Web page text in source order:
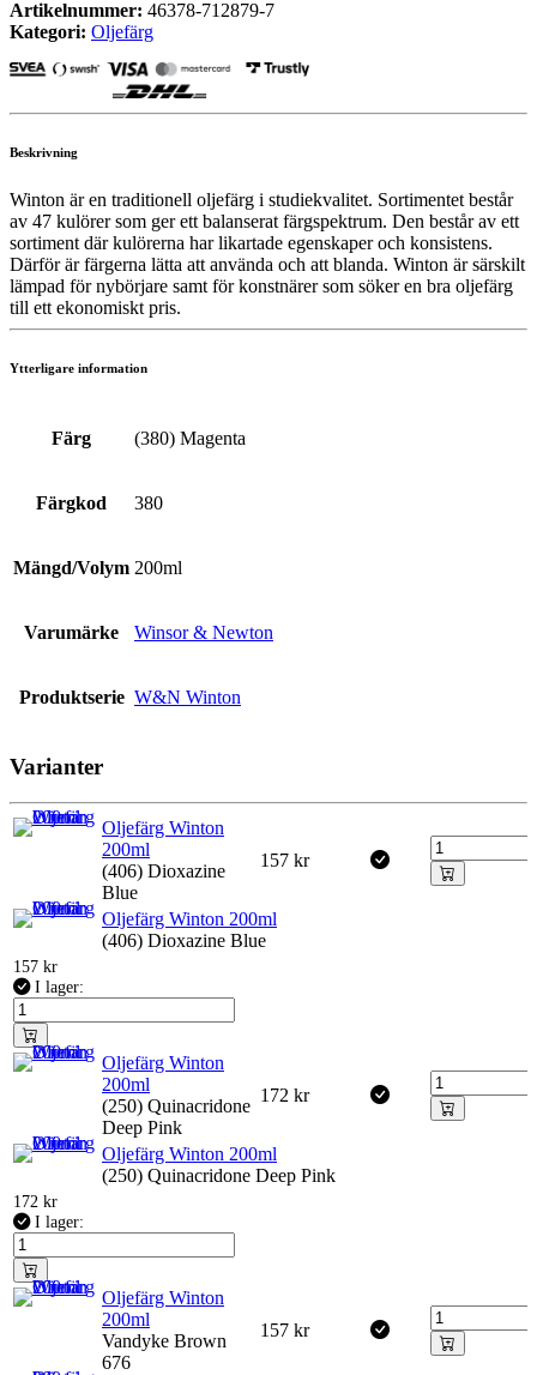
Artikelnummer: 46378-712879-7
Kategori: Oljefärg
Beskrivning
Winton är en traditionell oljefärg i studiekvalitet. Sortimentet består
av 47 kulörer som ger ett balanserat färgspektrum. Den består av ett
sortiment där kulörerna har likartade egenskaper och konsistens.
Därför är färgerna lätta att använda och att blanda. Winton är särskilt
lämpad för nybörjare samt för konstnärer som söker en bra oljefärg
till ett ekonomiskt pris.
Ytterligare information
Färg (380) Magenta
Färgkod 380
Mängd/Volym 200ml
Varumärke Winsor & Newton
Produktserie W&N Winton
Varianter
Oljefärg Winton
200ml
(406) Dioxazine
Blue
157 kr
Oljefärg Winton 200ml
(406) Dioxazine Blue
157 kr
I lager:
Oljefärg Winton
200ml
(250) Quinacridone
Deep Pink
172 kr
Oljefärg Winton 200ml
(250) Quinacridone Deep Pink
172 kr
I lager:
Oljefärg Winton
200ml
Vandyke Brown
676
157 kr